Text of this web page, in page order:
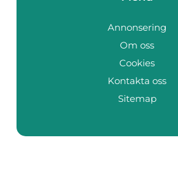
Annonsering
Om oss
Cookies
Kontakta oss
Sitemap